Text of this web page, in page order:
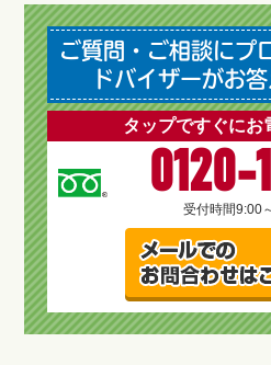
ご質問・ご相談にプ
ドバイザーがお
タップですぐにお
0120-
受付時間9:00